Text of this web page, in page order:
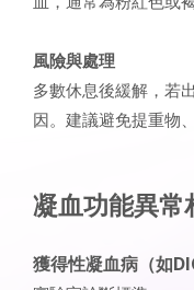
風險與處理
多數休息後緩解，若
因。建議避免提重物
凝血功能異常
獲得性凝血病（如